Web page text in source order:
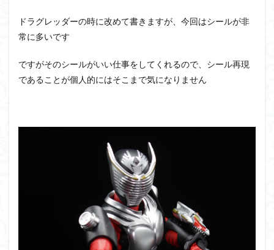
ドラグレッダーの時に改めて書きますが、今回はシールが非
常に多いです
ですがそのシールがいい仕事をしてくれるので、シール再現
であることが個人的にはそこまで気になりません